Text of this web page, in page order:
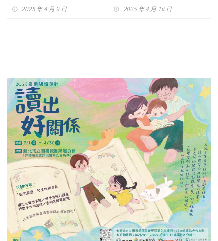
2025 年 4 月 9 日 2025 年 4 月 10 日